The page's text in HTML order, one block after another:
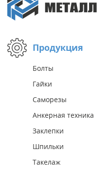
Продукция
Болты
Гайки
Саморезы
Анкерная техника
Заклепки
Шпильки
Такелаж